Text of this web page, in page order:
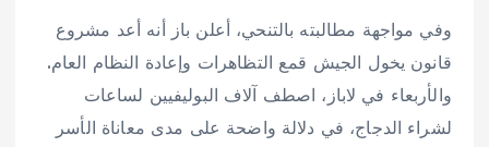
وفي مواجهة مطالبته بالتنحي، أعلن باز أنه أعد مشروع
قانون يخول الجيش قمع التظاهرات وإعادة النظام العام.
والأربعاء في لاباز، اصطف آلاف البوليفيين لساعات
لشراء الدجاج، في دلالة واضحة على مدى معاناة الأسر